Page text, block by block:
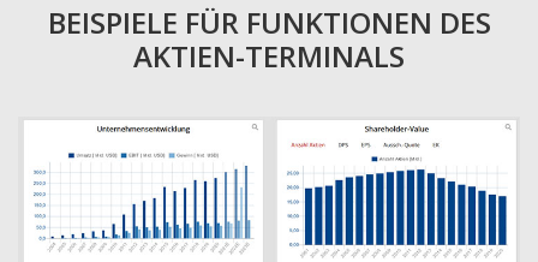
BEISPIELE FÜR FUNKTIONEN DES
AKTIEN-TERMINALS